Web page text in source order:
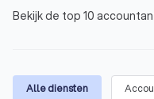
Bekijk de top 10
Alle diensten